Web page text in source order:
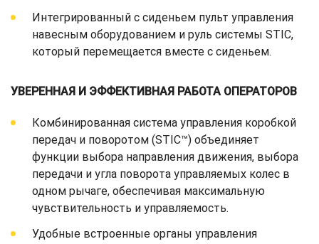
Интегрированный с сиденьем пульт управления
навесным оборудованием и руль системы STIC,
который перемещается вместе с сиденьем.
УВЕРЕННАЯ И ЭФФЕКТИВНАЯ РАБОТА ОПЕРАТОРОВ
Комбинированная система управления коробкой
передач и поворотом (STIC™) объединяет
функции выбора направления движения, выбора
передачи и угла поворота управляемых колес в
одном рычаге, обеспечивая максимальную
чувствительность и управляемость.
Удобные встроенные органы управления